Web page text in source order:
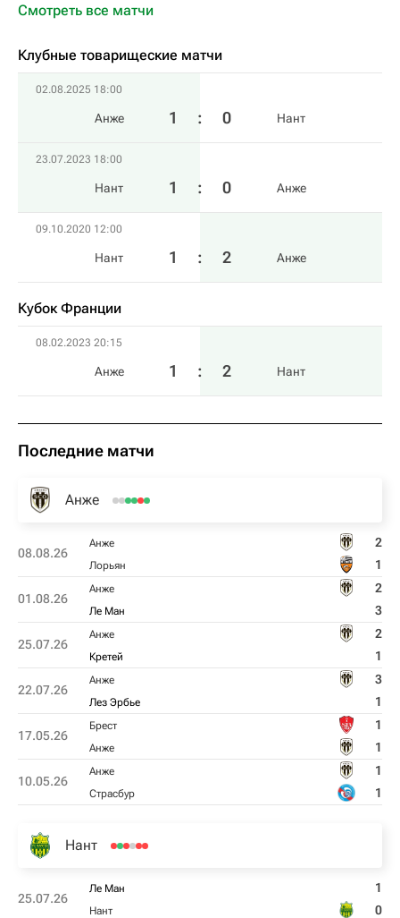
Смотреть все матчи
Клубные товарищеские матчи
02.08.2025 18:00
Анже 1 : 0 Нант
23.07.2023 18:00
Нант 1 : 0 Анже
09.10.2020 12:00
Нант 1 : 2 Анже
Кубок Франции
08.02.2023 20:15
Анже 1 : 2 Нант
Последние матчи
Анже
08.08.26
Анже 2
Лорьян 1
01.08.26
Анже 2
Ле Ман 3
25.07.26
Анже 2
Кретей 1
22.07.26
Анже 3
Лез Эрбье 1
17.05.26
Брест 1
Анже 1
10.05.26
Анже 1
Страсбур 1
Нант
25.07.26
Ле Ман 1
Нант 0